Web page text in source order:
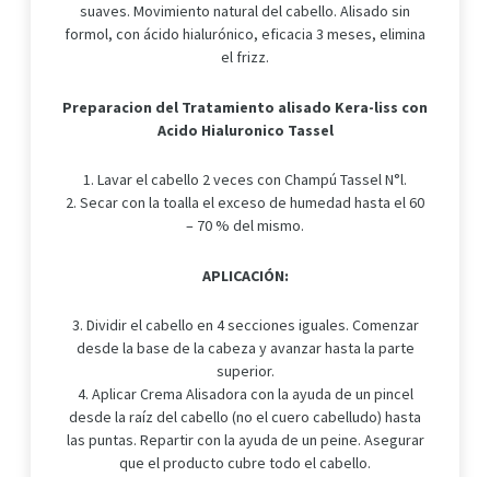
suaves. Movimiento natural del cabello. Alisado sin
formol, con ácido hialurónico, eficacia 3 meses, elimina
el frizz.
Preparacion del Tratamiento alisado Kera-liss con
Acido Hialuronico Tassel
1. Lavar el cabello 2 veces con Champú Tassel N°l.
2. Secar con la toalla el exceso de humedad hasta el 60
– 70 % del mismo.
APLICACIÓN:
3. Dividir el cabello en 4 secciones iguales. Comenzar
desde la base de la cabeza y avanzar hasta la parte
superior.
4. Aplicar Crema Alisadora con la ayuda de un pincel
desde la raíz del cabello (no el cuero cabelludo) hasta
las puntas. Repartir con la ayuda de un peine. Asegurar
que el producto cubre todo el cabello.